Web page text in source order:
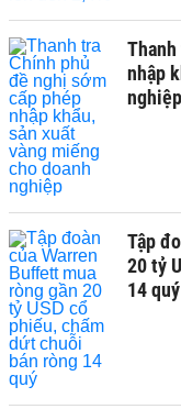
nhập
nghiệp
Tập
20 tỷ
14 quý